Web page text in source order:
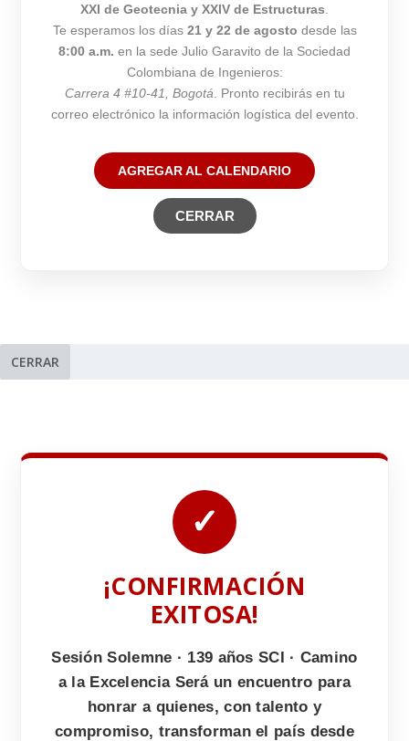
XXI de Geotecnia y XXIV de Estructuras
Te esperamos los días 21 y 22 de agosto desde las
8:00 a.m. en la sede Julio Garavito de la Sociedad
Colombiana de Ingenieros:
Carrera 4 #10-41, Bogotá . Pronto recibirás en tu
correo electrónico la información logística del evento.
AGREGAR AL CALENDARIO
CERRAR
CERRAR
✓
¡CONFIRMACIÓN
EXITOSA!
Sesión Solemne · 139 años SCI · Camino
a la Excelencia Será un encuentro para
honrar a quienes, con talento y
compromiso, transforman el país desde